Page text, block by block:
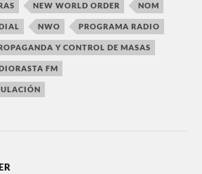
NEW WORLD ORDER NOM
NWO PROGRAMA RADIO
Y CONTROL DE MASAS
FM